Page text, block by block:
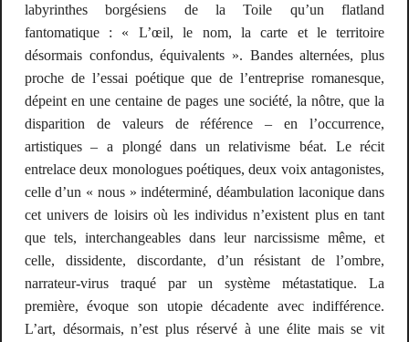
labyrinthes borgésiens de la Toile qu’unflatland
fantomatique : « L’œil, le nom, la carte et le territoire
désormais confondus, équivalents ». Bandes alternées, plus
proche de l’essai poétique que de l’entreprise romanesque,
dépeint en une centaine de pages une société, la nôtre, que la
disparition de valeurs de référence – en l’occurrence,
artistiques – a plongé dans un relativisme béat. Le récit
entrelace deux monologues poétiques, deux voix antagonistes,
celle d’un « nous » indéterminé, déambulation laconique dans
cet univers de loisirs où les individus n’existent plus en tant
que tels, interchangeables dans leur narcissisme même, et
celle, dissidente, discordante, d’un résistant de l’ombre,
narrateur-virus traqué par un système métastatique. La
première, évoque son utopie décadente avec indifférence.
L’art, désormais, n’est plus réservé à une élite mais se vit